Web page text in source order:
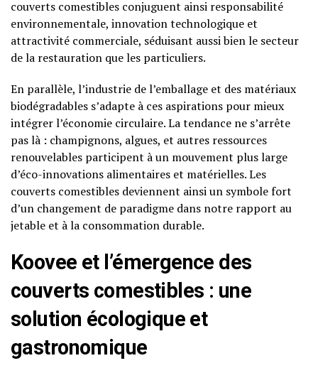
couverts comestibles conjuguent ainsi responsabilité
environnementale, innovation technologique et
attractivité commerciale, séduisant aussi bien le secteur
de la restauration que les particuliers.
En parallèle, l’industrie de l’emballage et des matériaux
biodégradables s’adapte à ces aspirations pour mieux
intégrer l’économie circulaire. La tendance ne s’arrête
pas là : champignons, algues, et autres ressources
renouvelables participent à un mouvement plus large
d’éco-innovations alimentaires et matérielles. Les
couverts comestibles deviennent ainsi un symbole fort
d’un changement de paradigme dans notre rapport au
jetable et à la consommation durable.
Koovee et l’émergence des
couverts comestibles : une
solution écologique et
gastronomique